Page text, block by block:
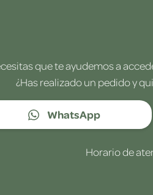
que te ayudemos a
¿Has realizado un pedido y
WhatsApp
Horario de